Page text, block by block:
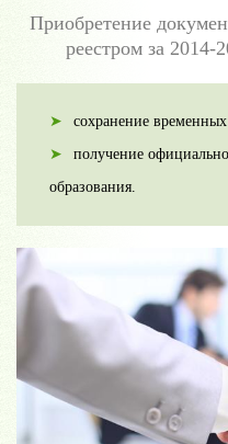
Приобретение
реестром за 2014-
сохранение
получение
образования.